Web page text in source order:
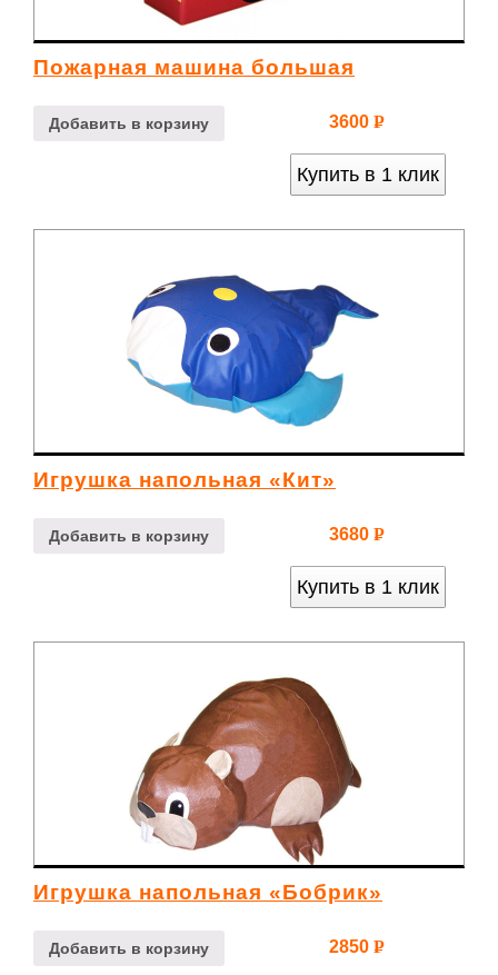
Пожарная машина большая
Добавить в корзину 3600 Р
Купить в 1 клик
Игрушка напольная «Кит»
Добавить в корзину 3680 Р
Купить в 1 клик
Игрушка напольная «Бобрик»
Добавить в корзину 2850 Р